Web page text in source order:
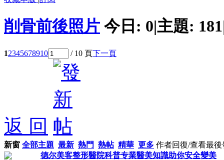
削骨前後照片 今日: 0|主題: 181
12345678910 / 10 頁下一頁
返 回
新窗 全部主題 最新 熱門 熱帖 精華 更多 作者回復/查看最後
德尔美客整形醫院科普专業醫美知識助你安全變美